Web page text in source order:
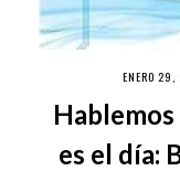
ENERO
es el día: